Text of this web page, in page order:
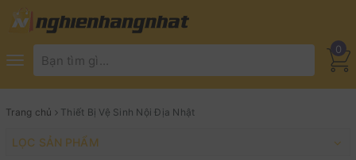
Toggle
0
Trang chủ Thiết Bị Vệ Sinh Nội Địa Nhật
LỌC SẢN PHẨM